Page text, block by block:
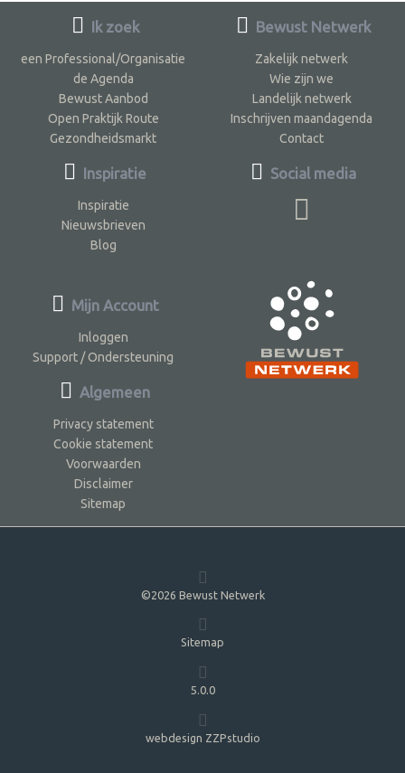
Ik zoek
een Professional/Organisatie
de Agenda
Bewust Aanbod
Open Praktijk Route
Gezondheidsmarkt
Inspiratie
Inspiratie
Nieuwsbrieven
Blog
Bewust Netwerk
Zakelijk netwerk
Wie zijn we
Landelijk netwerk
Inschrijven maandagenda
Contact
Social media
Mijn Account
Inloggen
Support / Ondersteuning
Algemeen
Privacy statement
Cookie statement
Voorwaarden
Disclaimer
Sitemap
©2026 Bewust Netwerk
Sitemap
5.0.0
webdesign ZZPstudio